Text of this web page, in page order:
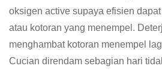
oksigen active supaya efisien
atau kotoran yang menempel.
menghambat kotoran menempel
Cucian direndam sebagian hari